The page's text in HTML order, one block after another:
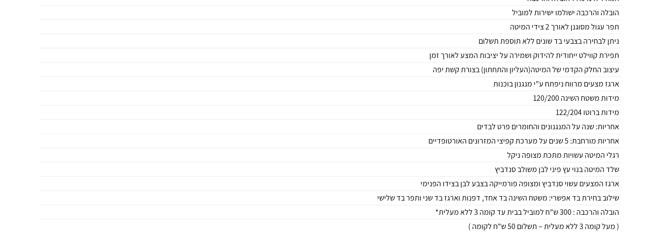
הובלה והרכבה ישולמו ישירות למוביל
תפר עגול מסוגנן לאורך 2 צידי המיטה
ניתן לבחירה בצבעי בד שונים ללא תוספת תשלום
תפירת קווילט ייחודית להידוק ושמירה על יציבות המצע לאורך זמן
עיצוב החלק הקדמי של המיטה(העליון והתחתון) בצורת קשת יפה
ארגז מצעים מרווח ניפתח ע”י מנגנון בוכנות
מידות משטח השינה 120/200
מידות ברוטו 122/204
אחריות: שנה על המנגנונים והחומרים פרט לבדים
אחריות מורחבת: 5 שנים על מערכת קפיצי המזרונים האורטופדיים
רגלי המיטה עשויות מתכת מצופה ניקל
שלד המיטה בנוי עץ פיני לבן משולב סנדביץ
ארגז המצעים עשוי סנדביץ ומצופה פורמייקה בצבע לבן בצידו הפנימי
שילוב בחירת בד אפשרי: משטח השינה בד אחד, דפנות וארגז בד שני ותפר בד שלישי
הובלה והרכבה : 300 ש”ח למוביל בבית עד קומה 3 ללא מעלית*
( מעל קומה 3 ללא מעלית – תשלום 50 ש”ח לקומה )